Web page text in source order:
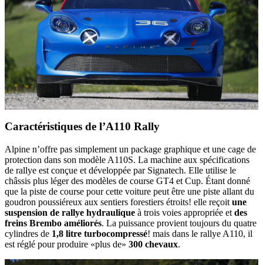
Caractéristiques de l’A110 Rally
Alpine n’offre pas simplement un package graphique et une cage de
protection dans son modèle A110S. La machine aux spécifications
de rallye est conçue et développée par Signatech. Elle utilise le
châssis plus léger des modèles de course GT4 et Cup. Étant donné
que la piste de course pour cette voiture peut être une piste allant du
goudron poussiéreux aux sentiers forestiers étroits! elle reçoit une
suspension de rallye hydraulique à trois voies appropriée et des
freins Brembo améliorés. La puissance provient toujours du quatre
cylindres de 1,8 litre turbocompressé! mais dans le rallye A110, il
est réglé pour produire «plus de» 300 chevaux.